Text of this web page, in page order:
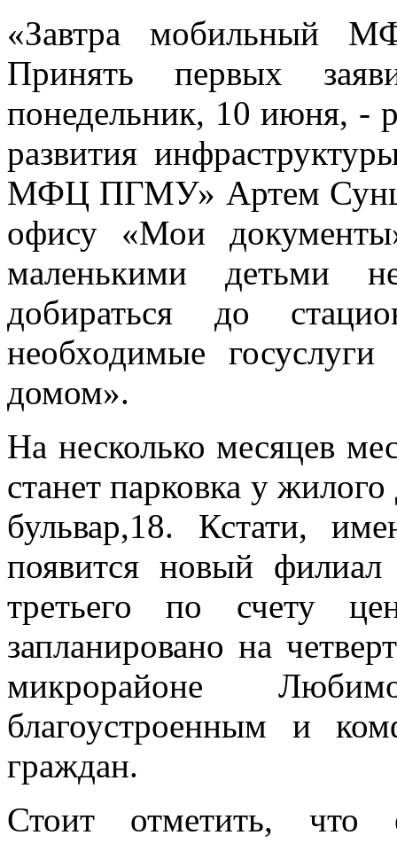
«Завтра мобильный
Принять первых
понедельник, 10 июня, -
развития
МФЦ ПГМУ» Артем
офису «Мои
маленькими детьми
добираться до
необходимые
домом».
На несколько месяцев
станет парковка у
бульвар,18. Кстати,
появится новый
третьего по счету
запланировано на
микрорайоне
благоустроенным и
граждан.
Стоит отметить,